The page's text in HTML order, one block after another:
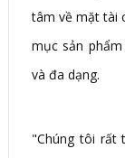
tâm về mặt tài
mục sản
và đa dạng.
"Chúng tôi rất